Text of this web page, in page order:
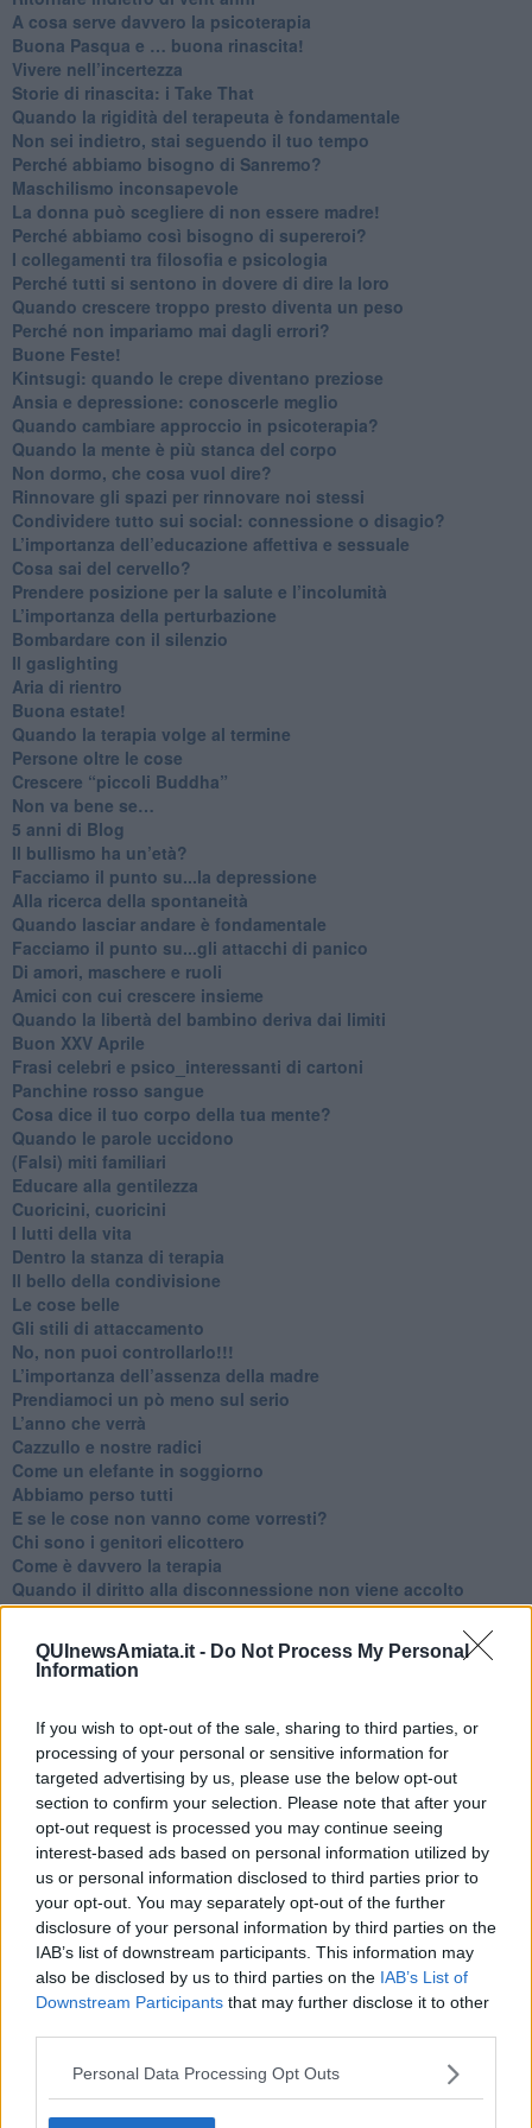
QUInewsAmiata.it - Do Not Process My Personal
Information
If you wish to opt-out of the sale, sharing to third parties, or
processing of your personal or sensitive information for
targeted advertising by us, please use the below opt-out
section to confirm your selection. Please note that after your
opt-out request is processed you may continue seeing
interest-based ads based on personal information utilized by
us or personal information disclosed to third parties prior to
your opt-out. You may separately opt-out of the further
disclosure of your personal information by third parties on the
IAB’s list of downstream participants. This information may
also be disclosed by us to third parties on the IAB’s List of
Downstream Participants that may further disclose it to other
Personal Data Processing Opt Outs
​A cosa serve davvero la psicoterapia
​Buona Pasqua e … buona rinascita!
​Vivere nell’incertezza
​Storie di rinascita: i Take That
​Quando la rigidità del terapeuta è fondamentale
​Non sei indietro, stai seguendo il tuo tempo
​Perché abbiamo bisogno di Sanremo?
​Maschilismo inconsapevole
​La donna può scegliere di non essere madre!
​Perché abbiamo così bisogno di supereroi?
​I collegamenti tra filosofia e psicologia
​Perché tutti si sentono in dovere di dire la loro
​Quando crescere troppo presto diventa un peso
​Perché non impariamo mai dagli errori?
​Buone Feste!
​Kintsugi: quando le crepe diventano preziose
Ansia e depressione: conoscerle meglio
Quando cambiare approccio in psicoterapia?
​Quando la mente è più stanca del corpo
Non dormo, che cosa vuol dire?
​Rinnovare gli spazi per rinnovare noi stessi
​Condividere tutto sui social: connessione o disagio?
​L’importanza dell’educazione affettiva e sessuale
​Cosa sai del cervello?
Prendere posizione per la salute e l’incolumità
L’importanza della perturbazione
​Bombardare con il silenzio
Il gaslighting
Aria di rientro
Buona estate!
​Quando la terapia volge al termine
​Persone oltre le cose
​Crescere “piccoli Buddha”
Non va bene se…
​5 anni di Blog
​Il bullismo ha un’età?
Facciamo il punto su...la depressione
​Alla ricerca della spontaneità
​Quando lasciar andare è fondamentale
Facciamo il punto su...gli attacchi di panico
Di amori, maschere e ruoli
​Amici con cui crescere insieme
​Quando la libertà del bambino deriva dai limiti
Buon XXV Aprile
​Frasi celebri e psico_interessanti di cartoni
​Panchine rosso sangue
​Cosa dice il tuo corpo della tua mente?
​Quando le parole uccidono
​(Falsi) miti familiari
​Educare alla gentilezza
​Cuoricini, cuoricini
I lutti della vita
​Dentro la stanza di terapia
​Il bello della condivisione
Le cose belle
​Gli stili di attaccamento
No, non puoi controllarlo!!!
​L’importanza dell’assenza della madre
​Prendiamoci un pò meno sul serio
​L’anno che verrà
​Cazzullo e nostre radici
​Come un elefante in soggiorno
​Abbiamo perso tutti
E se le cose non vanno come vorresti?
​Chi sono i genitori elicottero
Come è davvero la terapia
Quando il diritto alla disconnessione non viene accolto
​L’importanza della comunicazione in famiglia
​Il pensiero dicotomico e la salute mentale
​Consigli di lettura per genitori e non solo
​Differenze tra persone frustrate e non
L’invisibile fatica mentale
Vacanze a km zero
​Buone Vacan(si)e!
​Il lato positivo delle cose
​Storie antiche di tempi moderni
​Quello che alle mamme non dicono
Adultescenza
Homo imbecillis
​4 anni di Blog
Quando il silenzio è aggressivo
​Il passato, questo conosciuto!
​Clima ballerino e sbalzi d’umore
La maternità
​L’uomo o l’orso?
Non hanno un amico a teatro​